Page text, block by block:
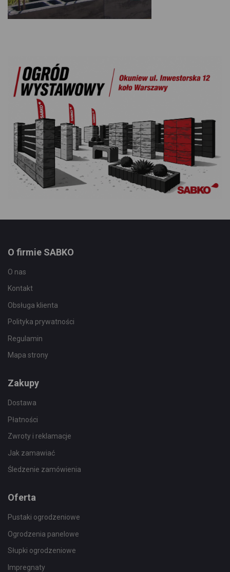
O firmie SABKO
O nas
Kontakt
Obsługa klienta
Polityka prywatności
Regulamin
Mapa strony
Zakupy
Dostawa
Płatności
Zwroty i reklamacje
Jak zamawiać
Śledzenie zamówienia
Oferta
Pustaki ogrodzeniowe
Ogrodzenia panelowe
Słupki ogrodzeniowe
Impregnaty